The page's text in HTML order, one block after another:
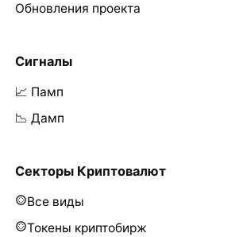
Обновления проекта
Сигналы
📈 Памп
📉 Дамп
Секторы Криптовалют
Все виды
Токены криптобирж